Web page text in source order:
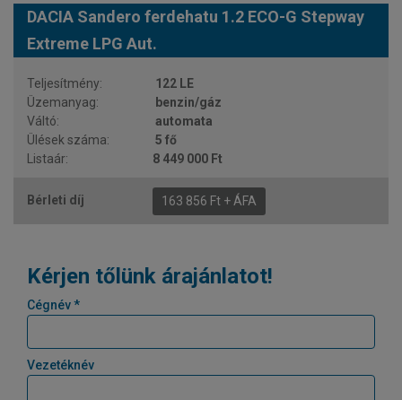
DACIA Sandero ferdehatu 1.2 ECO-G Stepway
Extreme LPG Aut.
122 LE
benzin/gáz
automata
5 fő
8 449 000 Ft
163 856 Ft + ÁFA
Kérjen tőlünk árajánlatot!
Cégnév *
Vezetéknév